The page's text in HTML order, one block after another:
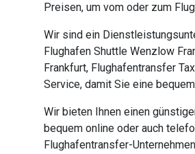
Preisen, um vom oder zum
Wir sind ein
Flughafen Shuttle Wenzlow
Frankfurt, Flughafentransfer
Service, damit Sie eine
Wir bieten Ihnen einen
bequem online oder auch
Flughafentransfer-